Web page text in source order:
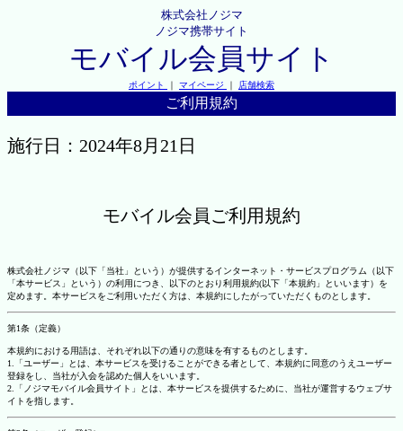
株式会社ノジマ
ノジマ携帯サイト
モバイル会員サイト
ポイント ｜ マイページ ｜ 店舗検索
ご利用規約
施行日：2024年8月21日
モバイル会員ご利用規約
株式会社ノジマ（以下「当社」という）が提供するインターネット・サービスプログラム（以下
「本サービス」という）の利用につき、以下のとおり利用規約(以下「本規約」といいます）を
定めます。本サービスをご利用いただく方は、本規約にしたがっていただくものとします。
第1条（定義）
本規約における用語は、それぞれ以下の通りの意味を有するものとします。
1.「ユーザー」とは、本サービスを受けることができる者として、本規約に同意のうえユーザー
登録をし、当社が入会を認めた個人をいいます。
2.「ノジマモバイル会員サイト」とは、本サービスを提供するために、当社が運営するウェブサ
イトを指します。